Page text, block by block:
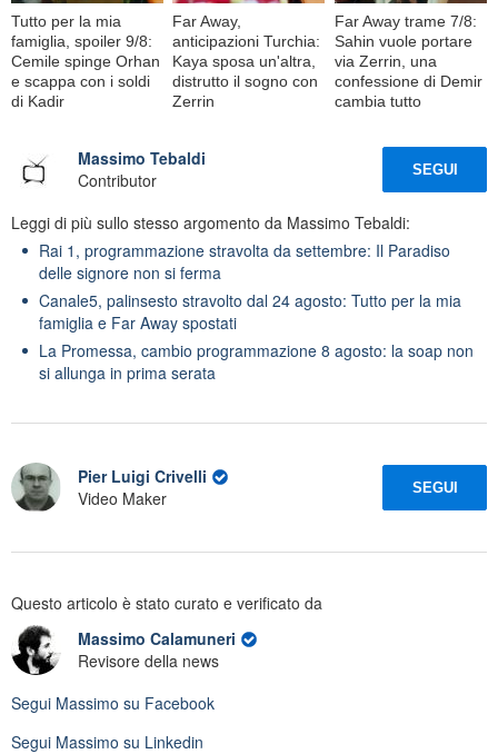
Tutto per la mia
famiglia, spoiler 9/8:
Cemile spinge Orhan
e scappa con i soldi
di Kadir
Far Away,
anticipazioni Turchia:
Kaya sposa un'altra,
distrutto il sogno con
Zerrin
Far Away trame 7/8:
Sahin vuole portare
via Zerrin, una
confessione di Demir
cambia tutto
Massimo Tebaldi
Contributor
SEGUI
Leggi di più sullo stesso argomento da Massimo Tebaldi:
Rai 1, programmazione stravolta da settembre: Il Paradiso
delle signore non si ferma
Canale5, palinsesto stravolto dal 24 agosto: Tutto per la mia
famiglia e Far Away spostati
La Promessa, cambio programmazione 8 agosto: la soap non
si allunga in prima serata
Pier Luigi Crivelli
Video Maker
SEGUI
Questo articolo è stato curato e verificato da
Massimo Calamuneri
Revisore della news
Segui Massimo su Facebook
Segui Massimo su Linkedin